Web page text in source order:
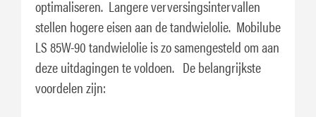
optimaliseren. Langere verversingsintervallen
stellen hogere eisen aan de tandwielolie. Mobilube
LS 85W-90 tandwielolie is zo samengesteld om aan
deze uitdagingen te voldoen. De belangrijkste
voordelen zijn: